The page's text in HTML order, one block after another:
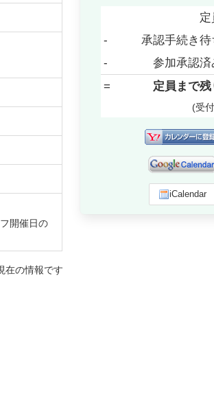
開催日の
在の情報です
定
-
承認手続き待
-
参加承認済
=
定員まで残
(受
iCalendar